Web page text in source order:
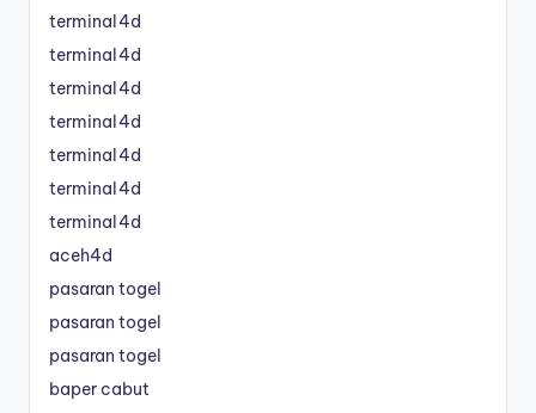
terminal4d
terminal4d
terminal4d
terminal4d
terminal4d
terminal4d
terminal4d
aceh4d
pasaran togel
pasaran togel
pasaran togel
baper cabut